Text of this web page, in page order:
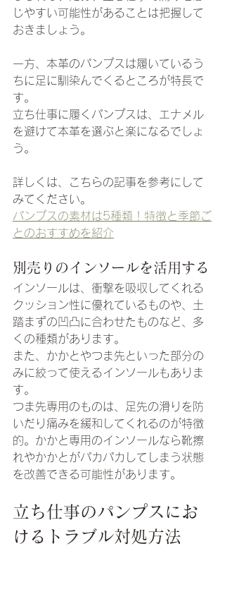
じやすい可能性があることは把握して
おきましょう。
一方、本革のパンプスは履いているう
ちに足に馴染んでくるところが特長で
す。
立ち仕事に履くパンプスは、エナメル
を避けて本革を選ぶと楽になるでしょ
う。
詳しくは、こちらの記事を参考にして
みてください。
パンプスの素材は5種類！特徴と季節ご
とのおすすめを紹介
別売りのインソールを活用する
インソールは、衝撃を吸収してくれる
クッション性に優れているものや、土
踏まずの凹凸に合わせたものなど、多
くの種類があります。
また、かかとやつま先といった部分の
みに絞って使えるインソールもありま
す。
つま先専用のものは、足先の滑りを防
いだり痛みを緩和してくれるのが特徴
的。かかと専用のインソールなら靴擦
れやかかとがパカパカしてしまう状態
を改善できる可能性があります。
立ち仕事のパンプスにお
けるトラブル対処方法